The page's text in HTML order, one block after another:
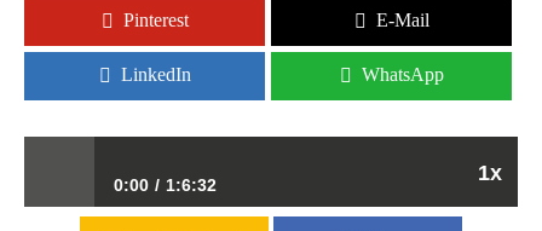
Pinterest E-Mail
LinkedIn WhatsApp
1x
0:00 1:6:32